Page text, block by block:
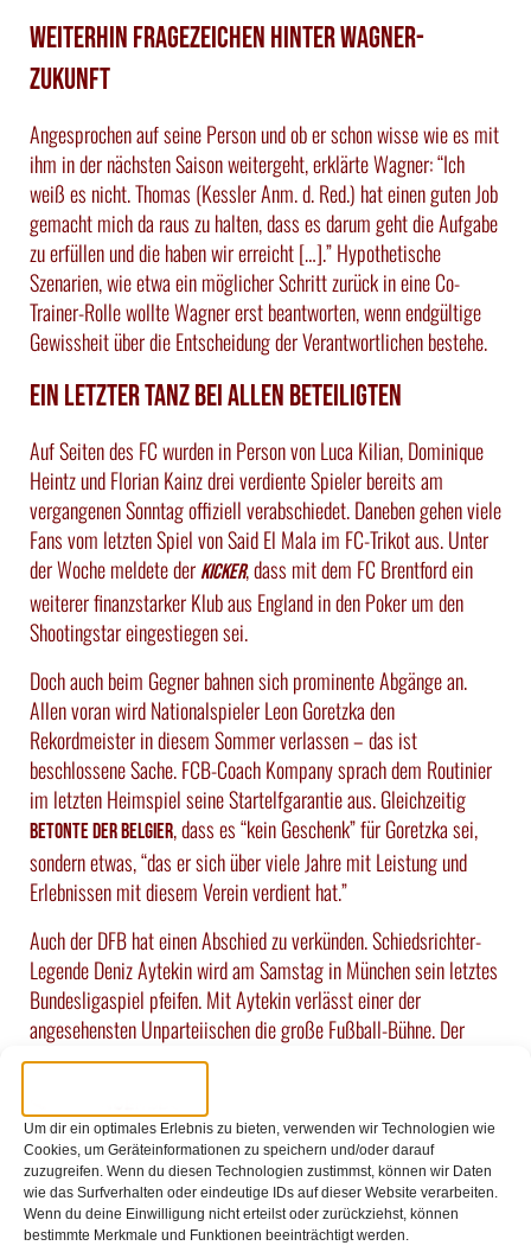
Um dir ein optimales Erlebnis zu bieten, verwenden wir Technologien wie
Cookies, um Geräteinformationen zu speichern und/oder darauf
zuzugreifen. Wenn du diesen Technologien zustimmst, können wir Daten
wie das Surfverhalten oder eindeutige IDs auf dieser Website verarbeiten.
Wenn du deine Einwilligung nicht erteilst oder zurückziehst, können
bestimmte Merkmale und Funktionen beeinträchtigt werden.
Weiterhin Fragezeichen hinter Wagner-
Zukunft
Angesprochen auf seine Person und ob er schon wisse wie es mit
ihm in der nächsten Saison weitergeht, erklärte Wagner: “Ich
weiß es nicht. Thomas (Kessler Anm. d. Red.) hat einen guten Job
gemacht mich da raus zu halten, dass es darum geht die Aufgabe
zu erfüllen und die haben wir erreicht […].” Hypothetische
Szenarien, wie etwa ein möglicher Schritt zurück in eine Co-
Trainer-Rolle wollte Wagner erst beantworten, wenn endgültige
Gewissheit über die Entscheidung der Verantwortlichen bestehe.
Ein letzter Tanz bei allen Beteiligten
Auf Seiten des FC wurden in Person von Luca Kilian, Dominique
Heintz und Florian Kainz drei verdiente Spieler bereits am
vergangenen Sonntag offiziell verabschiedet. Daneben gehen viele
Fans vom letzten Spiel von Said El Mala im FC-Trikot aus. Unter
der Woche meldete derkicker, dass mit dem FC Brentford ein
weiterer finanzstarker Klub aus England in den Poker um den
Shootingstar eingestiegen sei.
Doch auch beim Gegner bahnen sich prominente Abgänge an.
Allen voran wird Nationalspieler Leon Goretzka den
Rekordmeister in diesem Sommer verlassen – das ist
beschlossene Sache. FCB-Coach Kompany sprach dem Routinier
im letzten Heimspiel seine Startelfgarantie aus. Gleichzeitig
betonte der Belgier, dass es “kein Geschenk” für Goretzka sei,
sondern etwas, “das er sich über viele Jahre mit Leistung und
Erlebnissen mit diesem Verein verdient hat.”
Auch der DFB hat einen Abschied zu verkünden. Schiedsrichter-
Legende Deniz Aytekin wird am Samstag in München sein letztes
Bundesligaspiel pfeifen. Mit Aytekin verlässt einer der
angesehensten Unparteiischen die große Fußball-Bühne. Der
gebürtige Nürnberger pfiff seit 2008 in der Bundesliga, stieg
Schiedsrichter des Jahres ausgezeichnet. Künftig wird der 47-
Jährige mehr Zeit haben seinem Hobby als DJ nachzugehen.
Historisch nicht so eindeutig wie man denken
mag